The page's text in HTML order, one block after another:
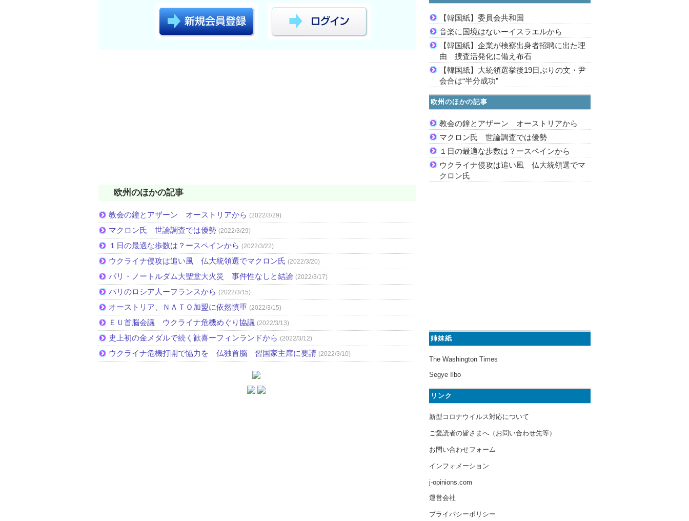
欧州のほかの記事
教会の鐘とアザーン オーストリアから (2022/3/29)
マクロン氏 世論調査では優勢 (2022/3/29)
１日の最適な歩数は？ースペインから (2022/3/22)
ウクライナ侵攻は追い風 仏大統領選でマクロン氏 (2022/3/20)
パリ・ノートルダム大聖堂大火災 事件性なしと結論 (2022/3/17)
パリのロシア人ーフランスから (2022/3/15)
オーストリア、ＮＡＴＯ加盟に依然慎重 (2022/3/15)
ＥＵ首脳会議 ウクライナ危機めぐり協議 (2022/3/13)
史上初の金メダルで続く歓喜ーフィンランドから (2022/3/12)
ウクライナ危機打開で協力を 仏独首脳 習国家主席に要請 (2022/3/10)
【韓国紙】委員会共和国
音楽に国境はないーイスラエルから
【韓国紙】企業が検察出身者招聘に出た理
由 捜査活発化に備え布石
【韓国紙】大統領選挙後19日ぶりの文・尹
会合は“半分成功”
欧州のほかの記事
教会の鐘とアザーン オーストリアから
マクロン氏 世論調査では優勢
１日の最適な歩数は？ースペインから
ウクライナ侵攻は追い風 仏大統領選でマ
クロン氏
姉妹紙
The Washington Times
Segye Ilbo
リンク
新型コロナウイルス対応について
ご愛読者の皆さまへ（お問い合わせ先等）
お問い合わせフォーム
インフォメーション
j-opinions.com
運営会社
プライバシーポリシー